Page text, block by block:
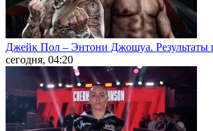
Джейк Пол – Энтони Джошуа.
сегодня, 04:20